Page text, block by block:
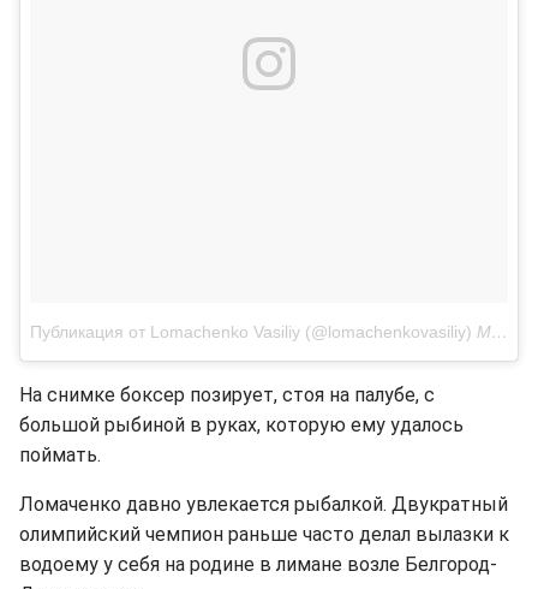
Публикация от Lomachenko Vasiliy (@lomachenkovasiliy) Мар 27 2017 в 2:03 PDT
На снимке боксер позирует, стоя на палубе, с
большой рыбиной в руках, которую ему удалось
поймать.
Ломаченко давно увлекается рыбалкой. Двукратный
олимпийский чемпион раньше часто делал вылазки к
водоему у себя на родине в лимане возле Белгород-